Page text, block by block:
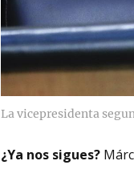
La vicepresidenta
¿Ya nos sigues?